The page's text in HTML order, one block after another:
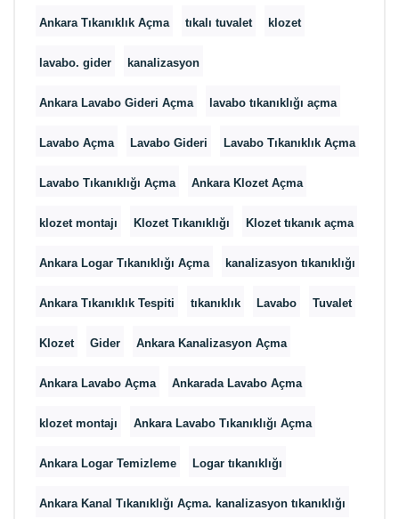
Ankara Tıkanıklık Açma tıkalı tuvalet klozet
lavabo. gider kanalizasyon
Ankara Lavabo Gideri Açma lavabo tıkanıklığı açma
Lavabo Açma Lavabo Gideri Lavabo Tıkanıklık Açma
Lavabo Tıkanıklığı Açma Ankara Klozet Açma
klozet montajı Klozet Tıkanıklığı Klozet tıkanık açma
Ankara Logar Tıkanıklığı Açma kanalizasyon tıkanıklığı
Ankara Tıkanıklık Tespiti tıkanıklık Lavabo Tuvalet
Klozet Gider Ankara Kanalizasyon Açma
Ankara Lavabo Açma Ankarada Lavabo Açma
klozet montajı Ankara Lavabo Tıkanıklığı Açma
Ankara Logar Temizleme Logar tıkanıklığı
Ankara Kanal Tıkanıklığı Açma. kanalizasyon tıkanıklığı